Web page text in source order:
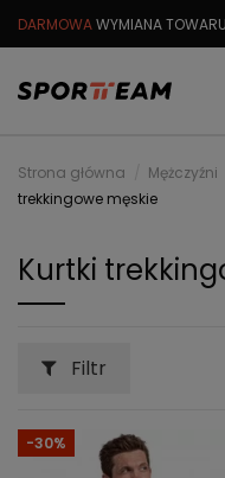
DARMOWAWYMIANA TOWARU
Strona główna Mężczyźni
trekkingowe męskie
Kurtki
Filtr
-30%